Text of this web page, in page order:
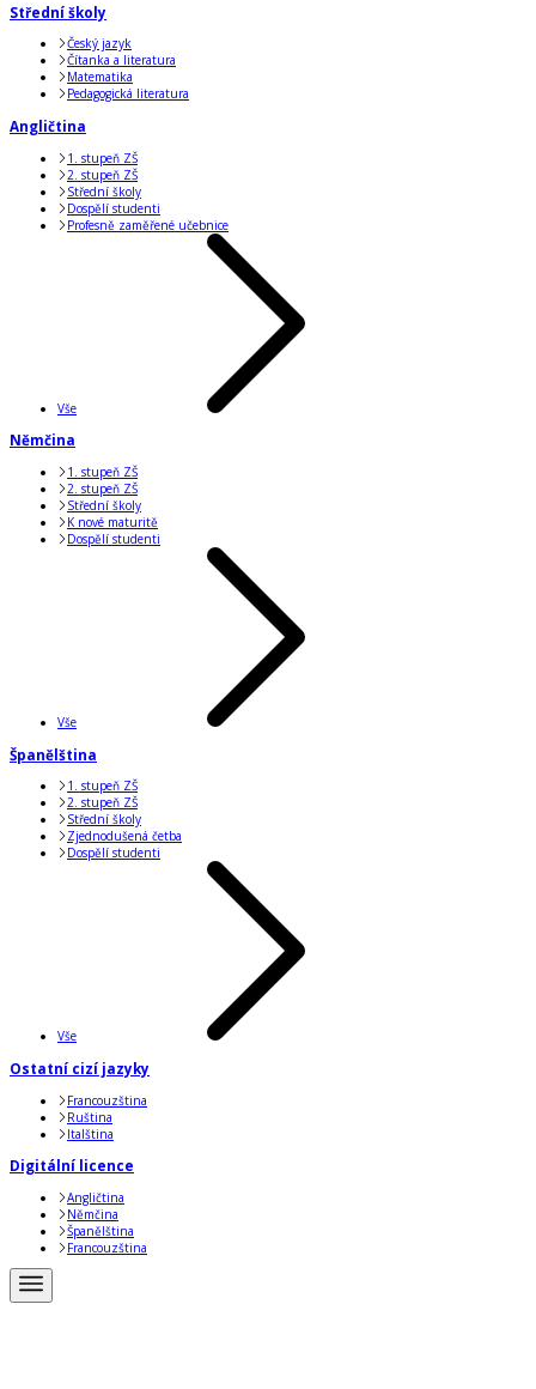
Střední školy
Český jazyk
Čítanka a literatura
Matematika
Pedagogická literatura
Angličtina
1. stupeň ZŠ
2. stupeň ZŠ
Střední školy
Dospělí studenti
Profesně zaměřené učebnice
Vše
Němčina
1. stupeň ZŠ
2. stupeň ZŠ
Střední školy
K nové maturitě
Dospělí studenti
Vše
Španělština
1. stupeň ZŠ
2. stupeň ZŠ
Střední školy
Zjednodušená četba
Dospělí studenti
Vše
Ostatní cizí jazyky
Francouzština
Ruština
Italština
Digitální licence
Angličtina
Němčina
Španělština
Francouzština